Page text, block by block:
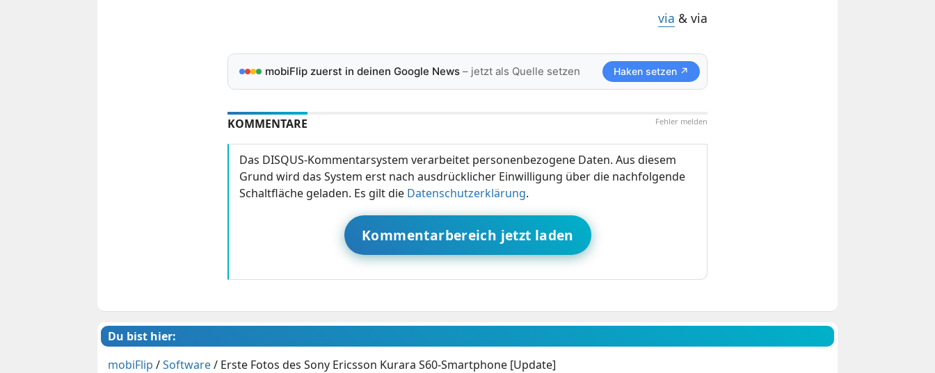
via & via
mobiFlip zuerst in deinen Google News– jetzt als Quelle setzen Haken setzen ↗
Fehler melden
KOMMENTARE
Das DISQUS-Kommentarsystem verarbeitet personenbezogene Daten. Aus diesem
Grund wird das System erst nach ausdrücklicher Einwilligung über die nachfolgende
Schaltfläche geladen. Es gilt die Datenschutzerklärung.
Kommentarbereich jetzt laden
Du bist hier:
mobiFlip /Software/ Erste Fotos des Sony Ericsson Kurara S60-Smartphone [Update]